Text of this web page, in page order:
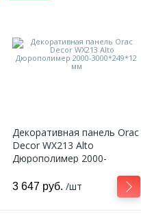
Декоративная панель Orac
Decor WX213 Alto
Дюрополимер 2000-
3 647 руб. /шт